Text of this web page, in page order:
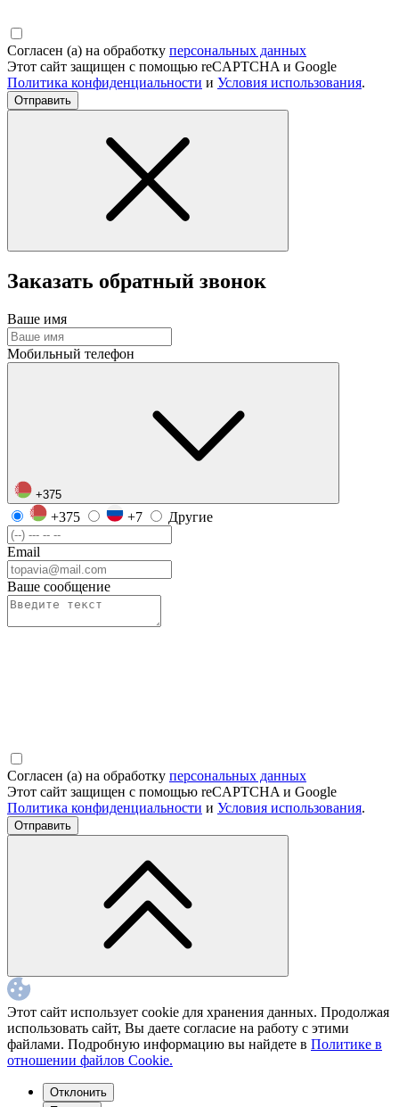
Согласен (а) на обработку персональных данных
Этот сайт защищен с помощью reCAPTCHA и Google
Политика конфиденциальности и Условия использования.
Отправить
Заказать обратный звонок
Ваше имя
Мобильный телефон
+375
+375 +7 Другие
Email
Ваше сообщение
Согласен (а) на обработку персональных данных
Этот сайт защищен с помощью reCAPTCHA и Google
Политика конфиденциальности и Условия использования.
Отправить
Этот сайт использует cookie для хранения данных. Продолжая
использовать сайт, Вы даете согласие на работу c этими
файлами. Подробную информацию вы найдете в Политике в
отношении файлов Cookie.
Отклонить